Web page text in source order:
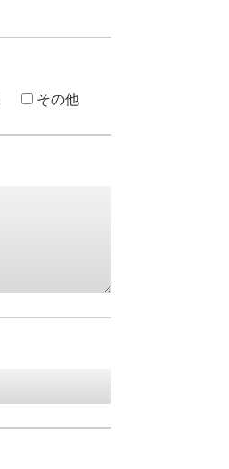
その他